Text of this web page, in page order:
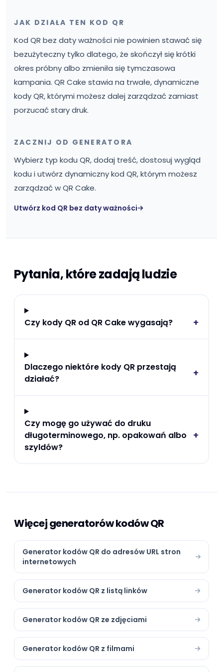
JAK DZIAŁA TEN KOD QR
Kod QR bez daty ważności nie powinien stawać się
bezużyteczny tylko dlatego, że skończył się krótki
okres próbny albo zmieniła się tymczasowa
kampania. QR Cake stawia na trwałe, dynamiczne
kody QR, którymi możesz dalej zarządzać zamiast
porzucać stary druk.
ZACZNIJ OD GENERATORA
Wybierz typ kodu QR, dodaj treść, dostosuj wygląd
kodu i utwórz dynamiczny kod QR, którym możesz
zarządzać w QR Cake.
Utwórz kod QR bez daty ważności
Pytania, które zadają ludzie
Czy kody QR od QR Cake wygasają? +
Dlaczego niektóre kody QR przestają
działać?
+
Czy mogę go używać do druku
długoterminowego, np. opakowań albo
szyldów?
+
Więcej generatorów kodów QR
Generator kodów QR do adresów URL stron
internetowych
Generator kodów QR z listą linków
Generator kodów QR ze zdjęciami
Generator kodów QR z filmami